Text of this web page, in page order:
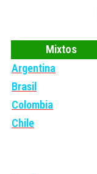
Mixtos
Argentina
Brasil
Colombia
Chile